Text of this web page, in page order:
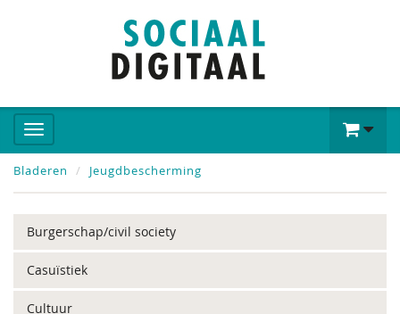
Bladeren Jeugdbescherming
Burgerschap/civil society
Casuïstiek
Cultuur